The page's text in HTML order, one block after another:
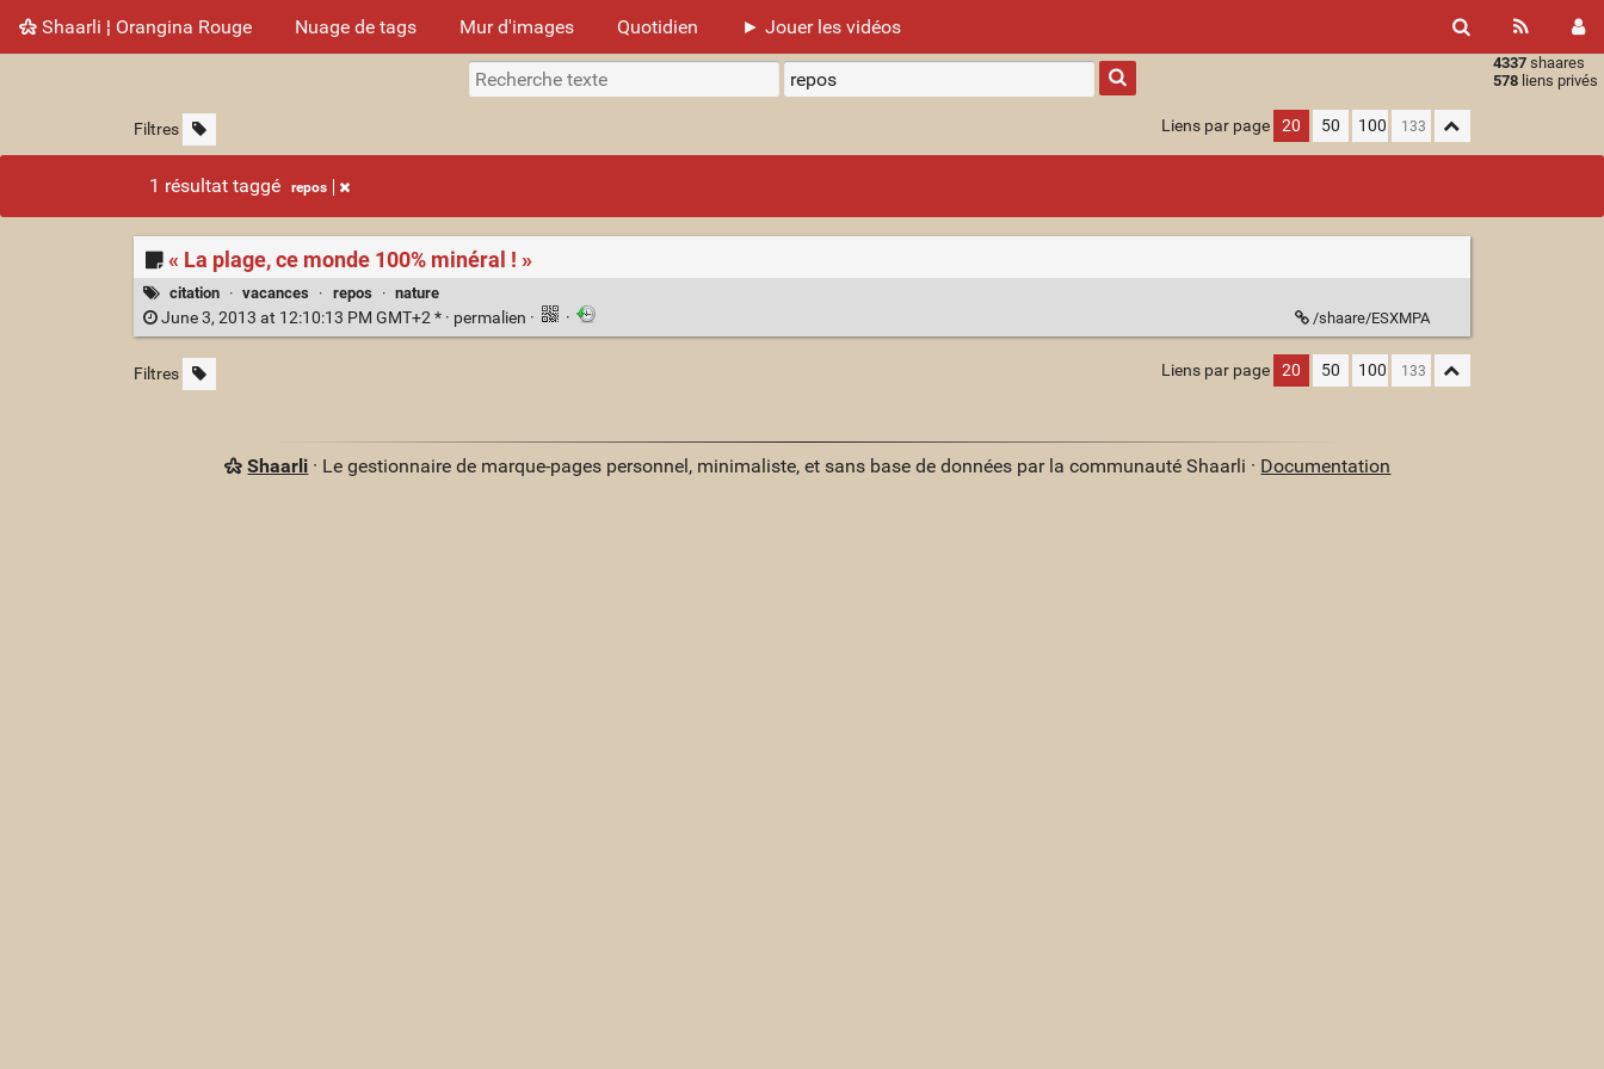
Shaarli ¦ Orangina Rouge Nuage de tags Mur d'images Quotidien ► Jouer les vidéos
4337 shaares
578 liens privés
Type 1 or
more
characters
results.
Filtres Liens par page 20 50 100
1 résultat taggé repos
« La plage, ce monde 100% minéral ! »
citation · vacances · repos · nature
June 3, 2013 at 12:10:13 PM GMT+2 * · permalien · · /shaare/ESXMPA
Filtres Liens par page 20 50 100
Shaarli · Le gestionnaire de marque-pages personnel, minimaliste, et sans base de données par la communauté Shaarli · Documentation